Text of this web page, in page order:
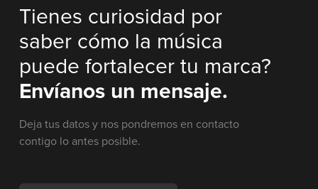
Tienes curiosidad por
saber cómo la música
puede fortalecer tu marca?
Envíanos un mensaje.
Deja tus datos y nos pondremos en contacto
contigo lo antes posible.